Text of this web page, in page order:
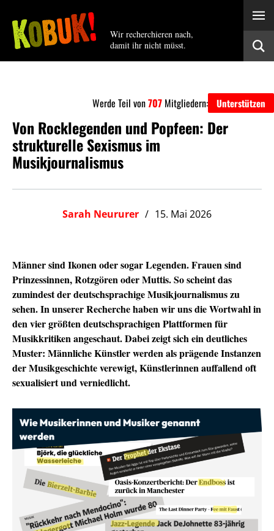
Wir recherchieren nach,
damit ihr nicht müsst.
Werde Teil von707 Mitgliedern: Unterstützen
Von Rocklegenden und Popfeen: Der
strukturelle Sexismus im
Musikjournalismus
Sarah Neururer 15. Mai 2026
Männer sind Ikonen oder sogar Legenden. Frauen sind
Prinzessinnen, Rotzgören oder Muttis. So scheint das
zumindest der deutschsprachige Musikjournalismus zu
sehen. In unserer Recherche haben wir uns die Wortwahl in
den vier größten deutschsprachigen Plattformen für
Musikkritiken angeschaut. Dabei zeigt sich ein deutliches
Muster: Männliche Künstler werden als prägende Instanzen
der Musikgeschichte verewigt, Künstlerinnen auffallend oft
sexualisiert und verniedlicht.